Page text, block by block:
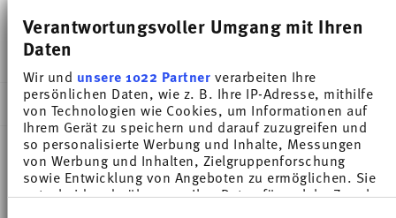
Verantwortungsvoller Umgang mit Ihren
Daten
Wir und unsere 1022 Partnerverarbeiten Ihre
persönlichen Daten, wie z. B. Ihre IP-Adresse, mithilfe
von Technologien wie Cookies, um Informationen auf
Ihrem Gerät zu speichern und darauf zuzugreifen und
so personalisierte Werbung und Inhalte, Messungen
von Werbung und Inhalten, Zielgruppenforschung
sowie Entwicklung von Angeboten zu ermöglichen. Sie
entscheiden darüber, wer Ihre Daten für welche Zwecke
CONSEGNATO IN 5-7 GIORNI LAVORATIVI
DESCRIZIONE
Thomas Sunny Day Petrol Tazza cappuccino -
Rotondo - Ø 16,5 cm - h 2,2 cm, Porcellana